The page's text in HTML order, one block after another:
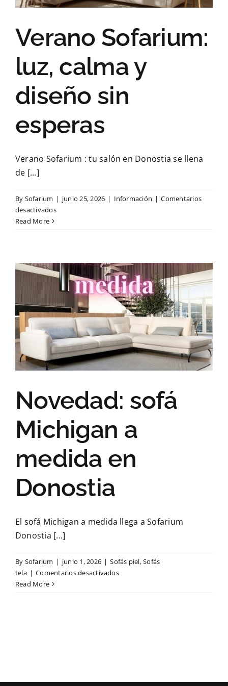
Verano Sofarium:
luz, calma y
diseño sin
esperas
Verano Sofarium : tu salón en Donostia se llena
de [...]
By Sofarium | junio 25, 2026 | Información | Comentarios
desactivadosen
y
diseño
sin
esperas
Read More
Novedad: sofá
Michigan a
medida en
Donostia
El sofá Michigan a medida llega a Sofarium
Donostia [...]
By Sofarium | junio 1, 2026 | Sofás piel,Sofás
tela | Comentarios desactivadosen
Read More